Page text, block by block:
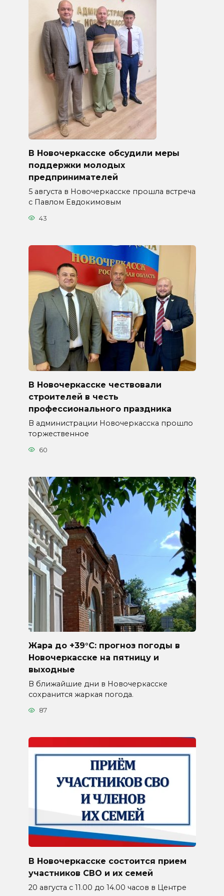
В Новочеркасске обсудили меры
поддержки молодых
предпринимателей
5 августа в Новочеркасске прошла встреча
с Павлом Евдокимовым
43
В Новочеркасске чествовали
строителей в честь
профессионального праздника
В администрации Новочеркасска прошло
торжественное
60
Жара до +39°C: прогноз погоды в
Новочеркасске на пятницу и
выходные
В ближайшие дни в Новочеркасске
сохранится жаркая погода.
87
В Новочеркасске состоится прием
участников СВО и их семей
20 августа с 11.00 до 14.00 часов в Центре